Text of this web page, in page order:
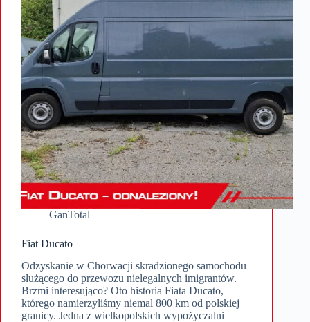
GanTotal
Fiat Ducato
Odzyskanie w Chorwacji skradzionego samochodu
służącego do przewozu nielegalnych imigrantów.
Brzmi interesująco? Oto historia Fiata Ducato,
którego namierzyliśmy niemal 800 km od polskiej
granicy. Jedna z wielkopolskich wypożyczalni